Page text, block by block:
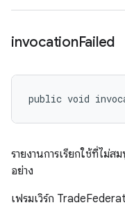
invocationFailed
public void
รายงานการเรียกใช้ที่ไม่
อย่าง
เฟรมเวิร์ก